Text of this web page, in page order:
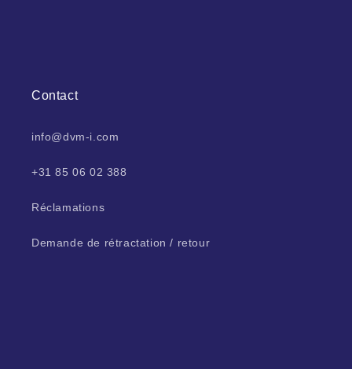
Contact
info@dvm-i.com
+31 85 06 02 388
Réclamations
Demande de rétractation / retour